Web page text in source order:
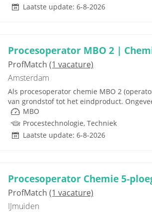
Laatste update: 6-8-2026
Procesoperator MBO 2 |
ProfMatch (1 vacature)
Amsterdam
Als procesoperator chemie MBO 2
van grondstof tot het eindproduct.
MBO
Procestechnologie, Techniek
Laatste update: 6-8-2026
Procesoperator Chemie 5-
ProfMatch (1 vacature)
IJmuiden